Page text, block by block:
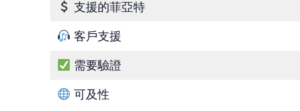
支援的菲亞特
客戶支援
需要驗證
可及性